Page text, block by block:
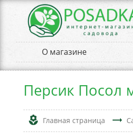
О магазине
Персик Посол
local_florist Главная страница trending_flat